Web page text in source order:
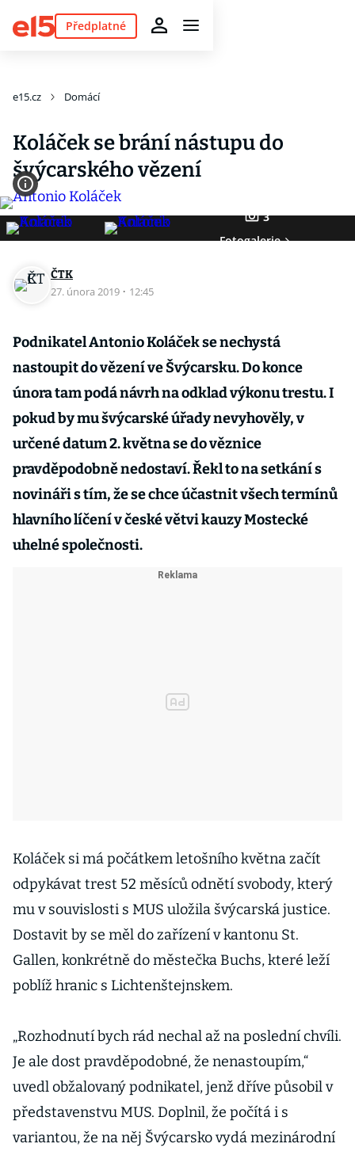
Předplatné
e15.cz Domácí
Koláček se brání nástupu do
švýcarského vězení
3
Fotogalerie
ČTK
27. února 2019 · 12:45
Podnikatel Antonio Koláček se nechystá
nastoupit do vězení ve Švýcarsku. Do konce
února tam podá návrh na odklad výkonu trestu. I
pokud by mu švýcarské úřady nevyhověly, v
určené datum 2. května se do věznice
pravděpodobně nedostaví. Řekl to na setkání s
novináři s tím, že se chce účastnit všech termínů
hlavního líčení v české větvi kauzy Mostecké
uhelné společnosti.
Koláček si má počátkem letošního května začít
odpykávat trest 52 měsíců odnětí svobody, který
mu v souvislosti s MUS uložila švýcarská justice.
Dostavit by se měl do zařízení v kantonu St.
Gallen, konkrétně do městečka Buchs, které leží
poblíž hranic s Lichtenštejnskem.
„Rozhodnutí bych rád nechal až na poslední chvíli.
Je ale dost pravděpodobné, že nenastoupím,“
uvedl obžalovaný podnikatel, jenž dříve působil v
představenstvu MUS. Doplnil, že počítá i s
variantou, že na něj Švýcarsko vydá mezinárodní